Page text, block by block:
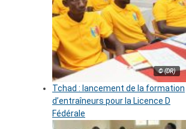
© (DR)
Tchad : lancement de la formation
d’entraîneurs pour la Licence D
Fédérale